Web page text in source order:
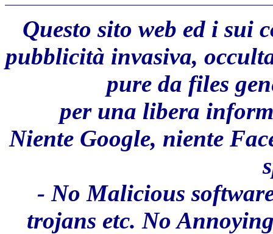
Questo sito web ed i sui
pubblicità invasiva,
pure da files
per una libera
Niente Google, niente
- No Malicious
trojans etc. No